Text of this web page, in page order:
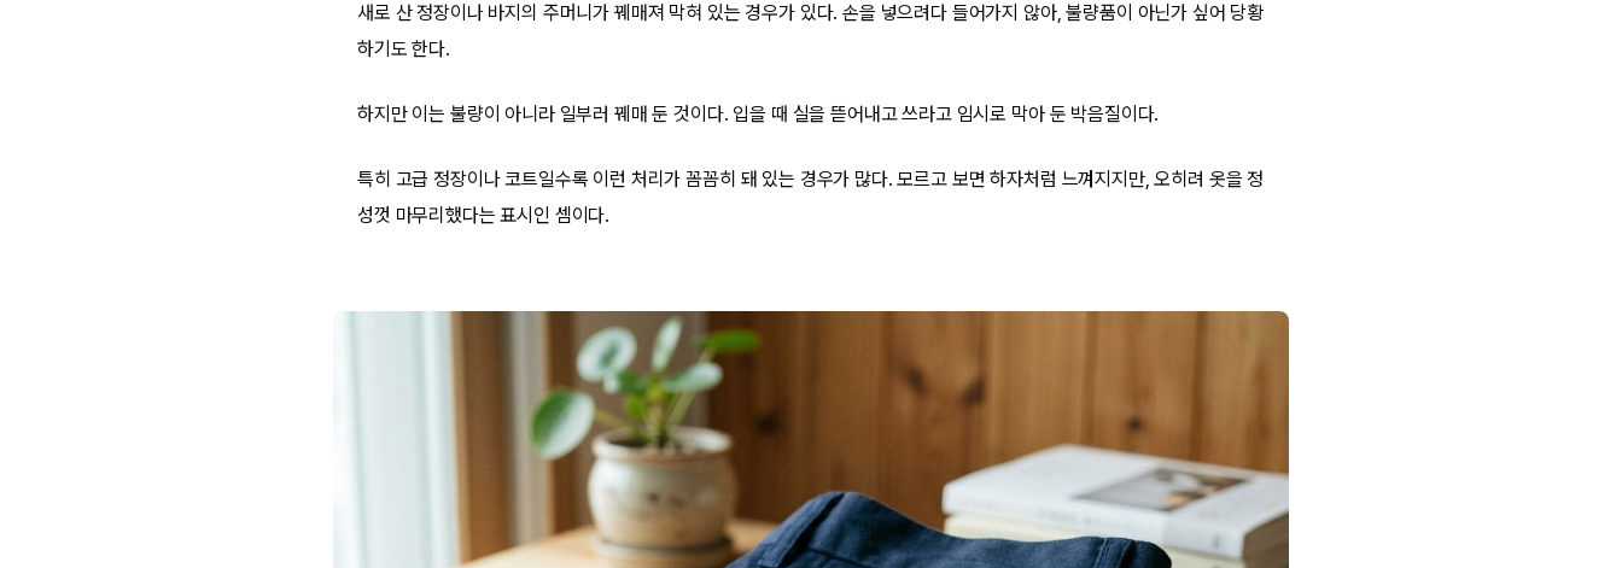
새로 산 정장이나 바지의 주머니가 꿰매져 막혀 있는 경우가 있다. 손을 넣으려다 들어가지 않아, 불량품이 아닌가 싶어 당황
하기도 한다.
하지만 이는 불량이 아니라 일부러 꿰매 둔 것이다. 입을 때 실을 뜯어내고 쓰라고 임시로 막아 둔 박음질이다.
특히 고급 정장이나 코트일수록 이런 처리가 꼼꼼히 돼 있는 경우가 많다. 모르고 보면 하자처럼 느껴지지만, 오히려 옷을 정
성껏 마무리했다는 표시인 셈이다.